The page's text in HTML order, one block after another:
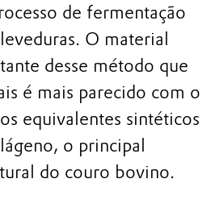
de fermentação
O material
desse método que
é mais parecido com o
equivalentes sintéticos
o principal
do couro bovino.